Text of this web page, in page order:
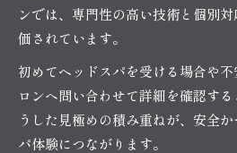
ンでは、専門性の高い技術と個別
価されています。
初めてヘッドスパを受ける場合や
ロンへ問い合わせて詳細を確認す
うした見極めの積み重ねが、安全
パ体験につながります。